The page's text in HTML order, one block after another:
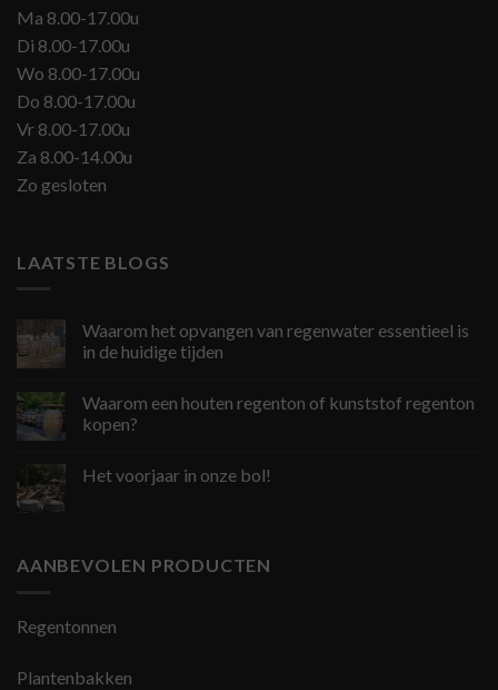
Ma 8.00-17.00u
Di 8.00-17.00u
Wo 8.00-17.00u
Do 8.00-17.00u
Vr 8.00-17.00u
Za 8.00-14.00u
Zo gesloten
LAATSTE BLOGS
Waarom het opvangen van regenwater essentieel is
in de huidige tijden
Waarom een houten regenton of kunststof regenton
kopen?
Het voorjaar in onze bol!
AANBEVOLEN PRODUCTEN
Regentonnen
Plantenbakken